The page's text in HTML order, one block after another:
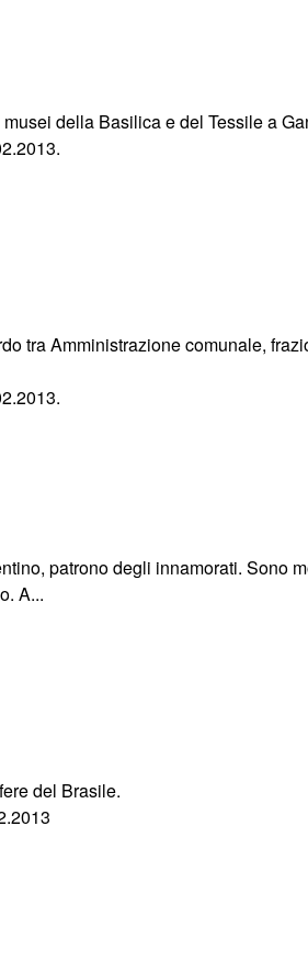
della Basilica e del Tessile a
tra Amministrazione comunale,
patrono degli innamorati. Sono
A...
del Brasile.